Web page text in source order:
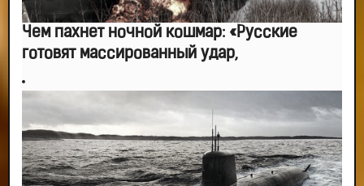
Чем пахнет ночной кошмар: «Русские
готовят массированный удар,